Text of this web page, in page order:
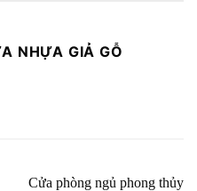
NHỰA GIẢ GỖ
Cửa phòng ngủ phong thủy